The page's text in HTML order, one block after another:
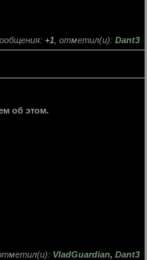
+1 , отметил(и): Dant3
об этом.
отметил(и): VladGuardian, Dant3